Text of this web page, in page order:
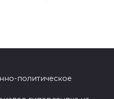
политическое